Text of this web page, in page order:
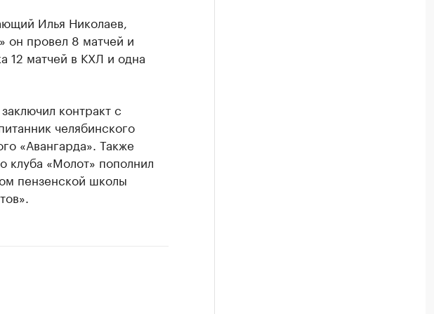
Илья Николаев,
он провел 8 матчей и
12 матчей в КХЛ и одна
контракт с
челябинского
«Авангарда». Также
клуба «Молот» пополнил
пензенской школы